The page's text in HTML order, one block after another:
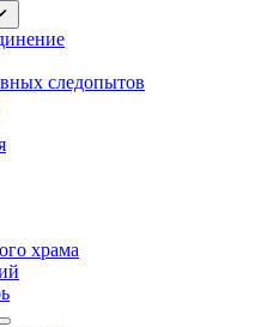
следопытов
храма